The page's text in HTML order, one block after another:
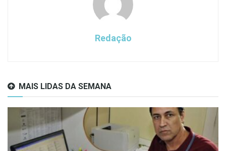
Redação
MAIS LIDAS DA SEMANA